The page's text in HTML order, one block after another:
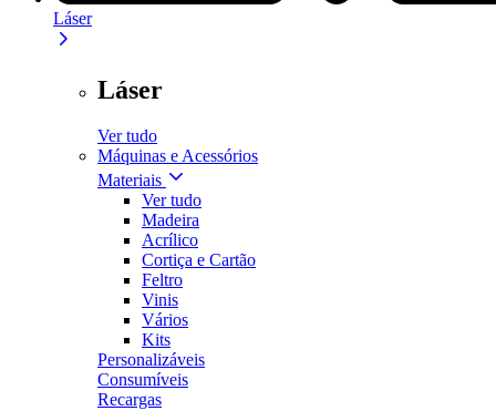
Láser
Láser
Ver tudo
Máquinas e Acessórios
Materiais
Ver tudo
Madeira
Acrílico
Cortiça e Cartão
Feltro
Vinis
Vários
Kits
Personalizáveis
Consumíveis
Recargas